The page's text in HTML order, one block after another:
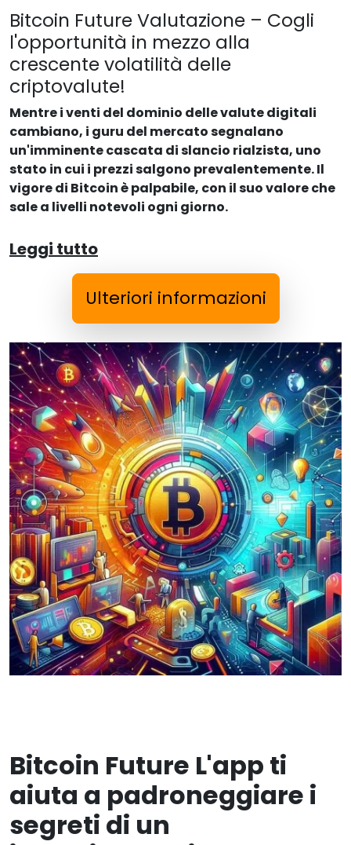
Bitcoin Future Valutazione – Cogli
l'opportunità in mezzo alla
crescente volatilità delle
criptovalute!
Mentre i venti del dominio delle valute digitali
cambiano, i guru del mercato segnalano
un'imminente cascata di slancio rialzista, uno
stato in cui i prezzi salgono prevalentemente. Il
vigore di Bitcoin è palpabile, con il suo valore che
sale a livelli notevoli ogni giorno.
Leggi tutto
Ulteriori informazioni
Bitcoin Future L'app ti
aiuta a padroneggiare i
segreti di un